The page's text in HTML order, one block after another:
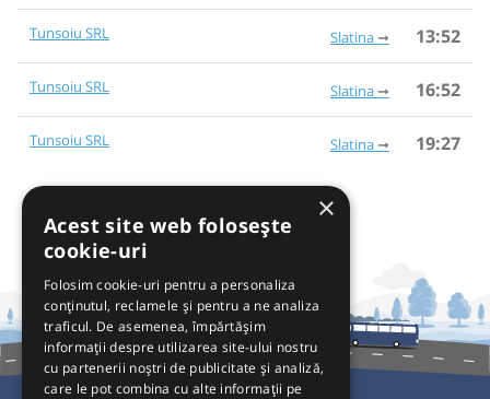
Tunsoiu SRL Slatina 13:52
Tunsoiu SRL Slatina 16:52
Tunsoiu SRL Slatina 19:27
×
Acest site web folosește
cookie-uri
Folosim cookie-uri pentru a personaliza
conținutul, reclamele și pentru a ne analiza
traficul. De asemenea, împărtășim
informații despre utilizarea site-ului nostru
cu partenerii noștri de publicitate și analiză,
care le pot combina cu alte informații pe